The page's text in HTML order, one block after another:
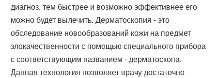
диагноз, тем быстрее и возможно эффективнее его
можно будет вылечить. Дерматоскопия - это
обследование новообразований кожи на предмет
злокачественности с помощью специального прибора
с соответствующим названием - дерматоскопа.
Данная технология позволяет врачу достаточно